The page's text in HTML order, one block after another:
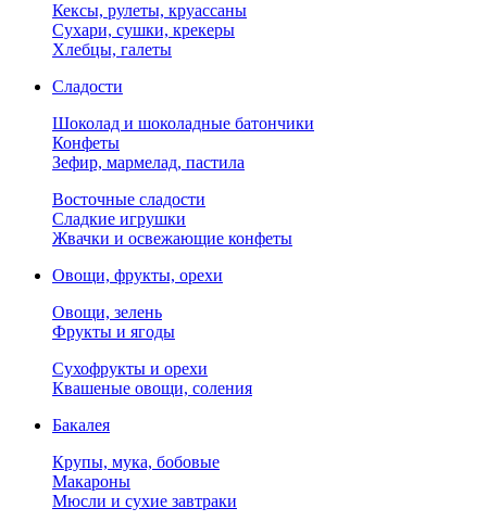
Кексы, рулеты, круассаны
Сухари, сушки, крекеры
Хлебцы, галеты
Сладости
Шоколад и шоколадные батончики
Конфеты
Зефир, мармелад, пастила
Восточные сладости
Сладкие игрушки
Жвачки и освежающие конфеты
Овощи, фрукты, орехи
Овощи, зелень
Фрукты и ягоды
Сухофрукты и орехи
Квашеные овощи, соления
Бакалея
Крупы, мука, бобовые
Макароны
Мюсли и сухие завтраки